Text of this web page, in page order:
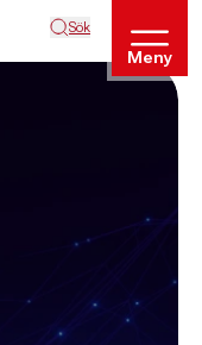
Sök
Meny